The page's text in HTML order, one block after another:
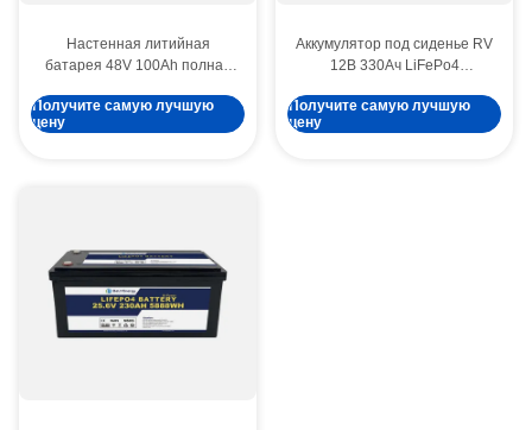
Настенная литийная
батарея 48V 100Ah полная
хранения энергии
Получите самую лучшую
цену
Аккумулятор под сиденье RV
12В 330Ач LiFePo4
250A Энергия 4224 Втч
Получите самую лучшую
цену